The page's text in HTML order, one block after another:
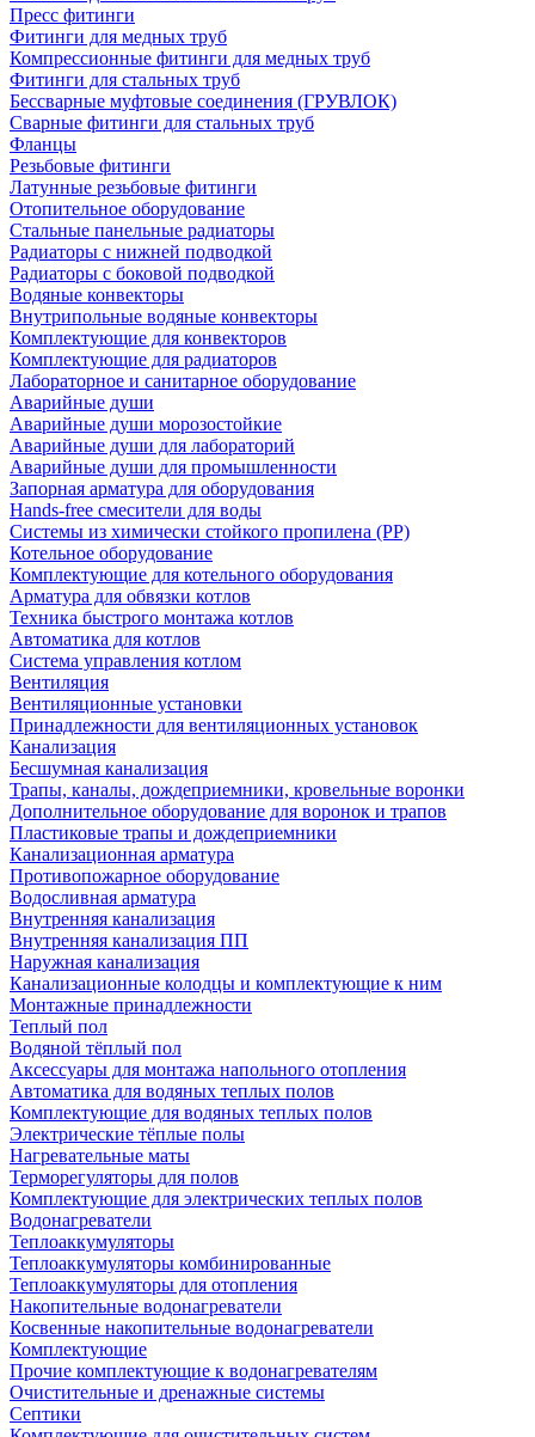
Пресс фитинги
Фитинги для медных труб
Компрессионные фитинги для медных труб
Фитинги для стальных труб
Бессварные муфтовые соединения (ГРУВЛОК)
Сварные фитинги для стальных труб
Фланцы
Резьбовые фитинги
Латунные резьбовые фитинги
Отопительное оборудование
Стальные панельные радиаторы
Радиаторы с нижней подводкой
Радиаторы с боковой подводкой
Водяные конвекторы
Внутрипольные водяные конвекторы
Комплектующие для конвекторов
Комплектующие для радиаторов
Лабораторное и санитарное оборудование
Аварийные души
Аварийные души морозостойкие
Аварийные души для лабораторий
Аварийные души для промышленности
Запорная арматура для оборудования
Hands-free смесители для воды
Системы из химически стойкого пропилена (PP)
Котельное оборудование
Комплектующие для котельного оборудования
Арматура для обвязки котлов
Техника быстрого монтажа котлов
Автоматика для котлов
Система управления котлом
Вентиляция
Вентиляционные установки
Принадлежности для вентиляционных установок
Канализация
Бесшумная канализация
Трапы, каналы, дождеприемники, кровельные воронки
Дополнительное оборудование для воронок и трапов
Пластиковые трапы и дождеприемники
Канализационная арматура
Противопожарное оборудование
Водосливная арматура
Внутренняя канализация
Внутренняя канализация ПП
Наружная канализация
Канализационные колодцы и комплектующие к ним
Монтажные принадлежности
Теплый пол
Водяной тёплый пол
Аксессуары для монтажа напольного отопления
Автоматика для водяных теплых полов
Комплектующие для водяных теплых полов
Электрические тёплые полы
Нагревательные маты
Терморегуляторы для полов
Комплектующие для электрических теплых полов
Водонагреватели
Теплоаккумуляторы
Теплоаккумуляторы комбинированные
Теплоаккумуляторы для отопления
Накопительные водонагреватели
Косвенные накопительные водонагреватели
Комплектующие
Прочие комплектующие к водонагревателям
Очистительные и дренажные системы
Септики